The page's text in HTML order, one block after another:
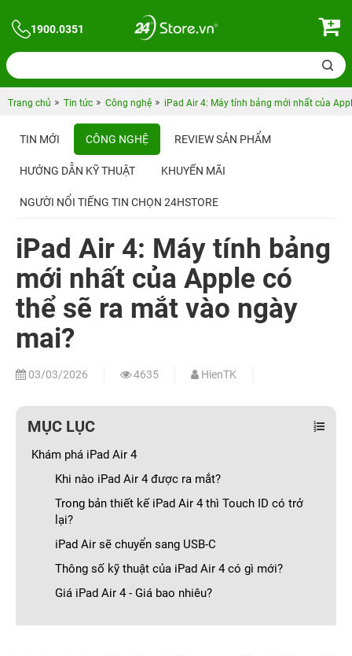
1900.0351
Trang chủ Tin tức Công nghệ iPad Air 4: Máy tính bảng mới nhất của
TIN MỚI CÔNG NGHỆ REVIEW SẢN PHẨM
HƯỚNG DẪN KỸ THUẬT KHUYẾN MÃI
NGƯỜI NỔI TIẾNG TIN CHỌN 24HSTORE
iPad Air 4: Máy tính bảng
mới nhất của Apple có
thể sẽ ra mắt vào ngày
mai?
03/03/2026 4635 HienTK
MỤC LỤC
Khám phá iPad Air 4
Khi nào iPad Air 4 được ra mắt?
Trong bản thiết kế iPad Air 4 thì Touch ID có trở
lại?
iPad Air sẽ chuyển sang USB-C
Thông số kỹ thuật của iPad Air 4 có gì mới?
Giá iPad Air 4 - Giá bao nhiêu?